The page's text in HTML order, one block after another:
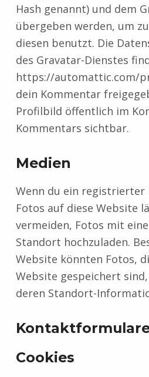
Hash genannt) und dem
übergeben werden, um
diesen benutzt. Die
des Gravatar-Dienstes
https://automattic.com/
dein Kommentar
Profilbild öffentlich im
Kommentars sichtbar.
Medien
Wenn du ein registrierter
Fotos auf diese Website
vermeiden, Fotos mit
Standort hochzuladen.
Website könnten Fotos,
Website gespeichert
deren Standort-
Cookies